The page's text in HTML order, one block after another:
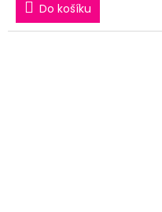
Do košíku